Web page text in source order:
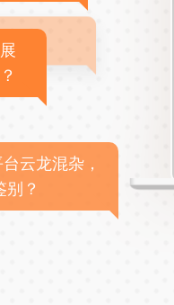
云龙混杂，
别？